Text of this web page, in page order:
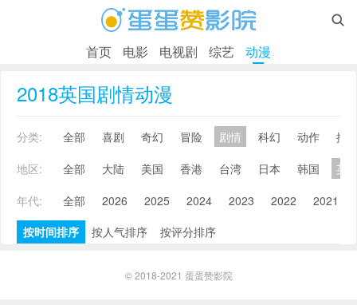

首页 电影 电视剧 综艺 动漫
2018英国剧情动漫
分类: 全部 喜剧 奇幻 冒险 剧情 科幻 动作
搞
地区:
全部 大陆 美国 香港 台湾 日本 韩国
英
年代:
全部 2026 2025 2024 2023 2022 2021
按时间排序
按人气排序 按评分排序
© 2018-2021 蛋蛋赞影院